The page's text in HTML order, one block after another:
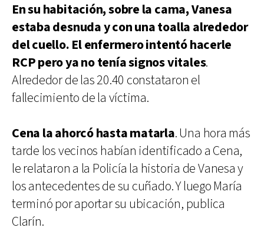
En su habitación, sobre la cama, Vanesa
estaba desnuda y con una toalla alrededor
del cuello. El enfermero intentó hacerle
RCP pero ya no tenía signos vitales.
Alrededor de las 20.40 constataron el
fallecimiento de la víctima.
Cena la ahorcó hasta matarla. Una hora más
tarde los vecinos habían identificado a Cena,
le relataron a la Policía la historia de Vanesa y
los antecedentes de su cuñado. Y luego María
terminó por aportar su ubicación, publica
Clarín.